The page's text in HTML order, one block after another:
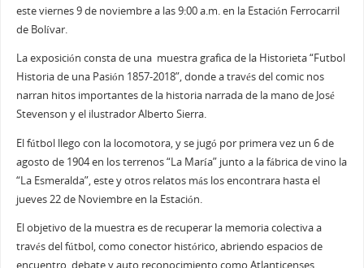
este viernes 9 de noviembre a las 9:00 a.m. en la Estación Ferrocarril
de Bolívar.
La exposición consta de una muestra grafica de la Historieta “Futbol
Historia de una Pasión 1857-2018”, donde a través del comic nos
narran hitos importantes de la historia narrada de la mano de José
Stevenson y el ilustrador Alberto Sierra.
El fútbol llego con la locomotora, y se jugó por primera vez un 6 de
agosto de 1904 en los terrenos “La María” junto a la fábrica de vino la
“La Esmeralda”, este y otros relatos más los encontrara hasta el
jueves 22 de Noviembre en la Estación.
El objetivo de la muestra es de recuperar la memoria colectiva a
través del fútbol, como conector histórico, abriendo espacios de